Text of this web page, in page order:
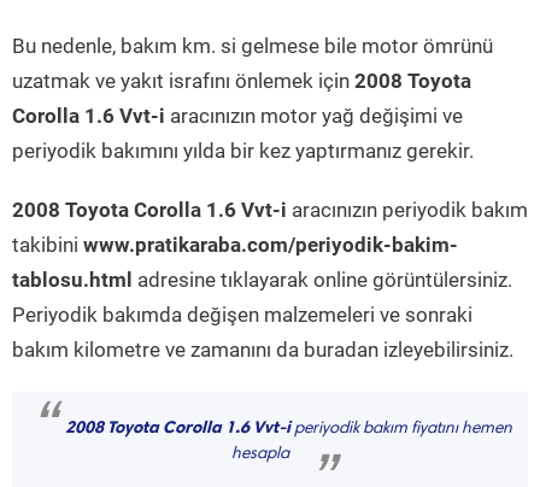
Bu nedenle, bakım km. si gelmese bile motor ömrünü
uzatmak ve yakıt israfını önlemek için 2008 Toyota
Corolla 1.6 Vvt-i aracınızın motor yağ değişimi ve
periyodik bakımını yılda bir kez yaptırmanız gerekir.
2008 Toyota Corolla 1.6 Vvt-i aracınızın periyodik bakım
takibini www.pratikaraba.com/periyodik-bakim-
tablosu.html adresine tıklayarak online görüntülersiniz.
Periyodik bakımda değişen malzemeleri ve sonraki
bakım kilometre ve zamanını da buradan izleyebilirsiniz.
“ 2008 Toyota Corolla 1.6 Vvt-iperiyodik bakım fiyatını hemen
hesapla